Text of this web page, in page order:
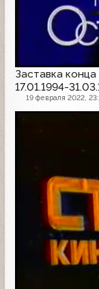
Заставка
17.01.1994-
19 февраля 2022,